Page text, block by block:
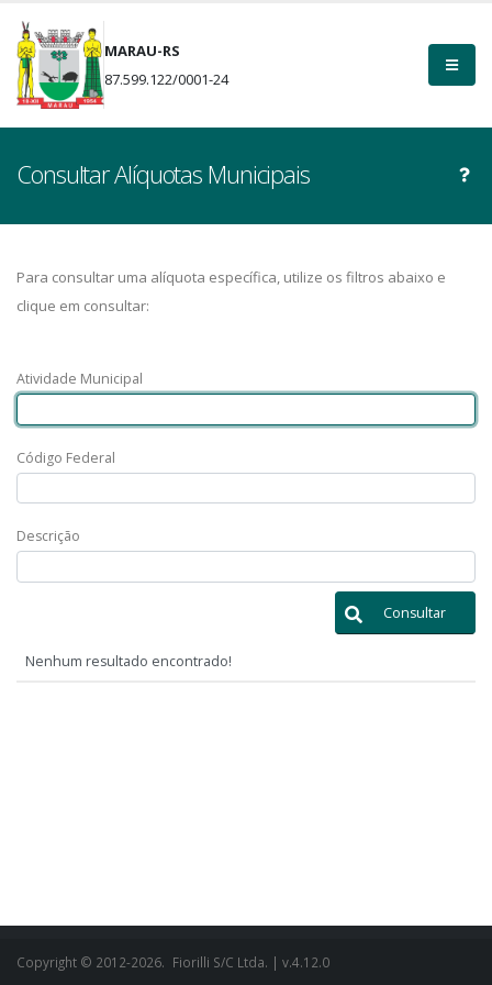
MARAU-RS
87.599.122/0001-24
Consultar Alíquotas Municipais
Para consultar uma alíquota específica, utilize os filtros abaixo e
clique em consultar:
Atividade Municipal
Código Federal
Descrição
Consultar
Nenhum resultado encontrado!
Copyright © 2012-2026. Fiorilli S/C Ltda. | v.4.12.0